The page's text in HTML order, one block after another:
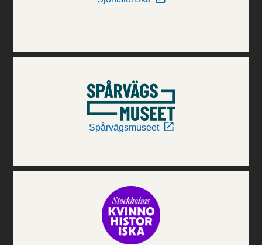
Spårvägsmuseet